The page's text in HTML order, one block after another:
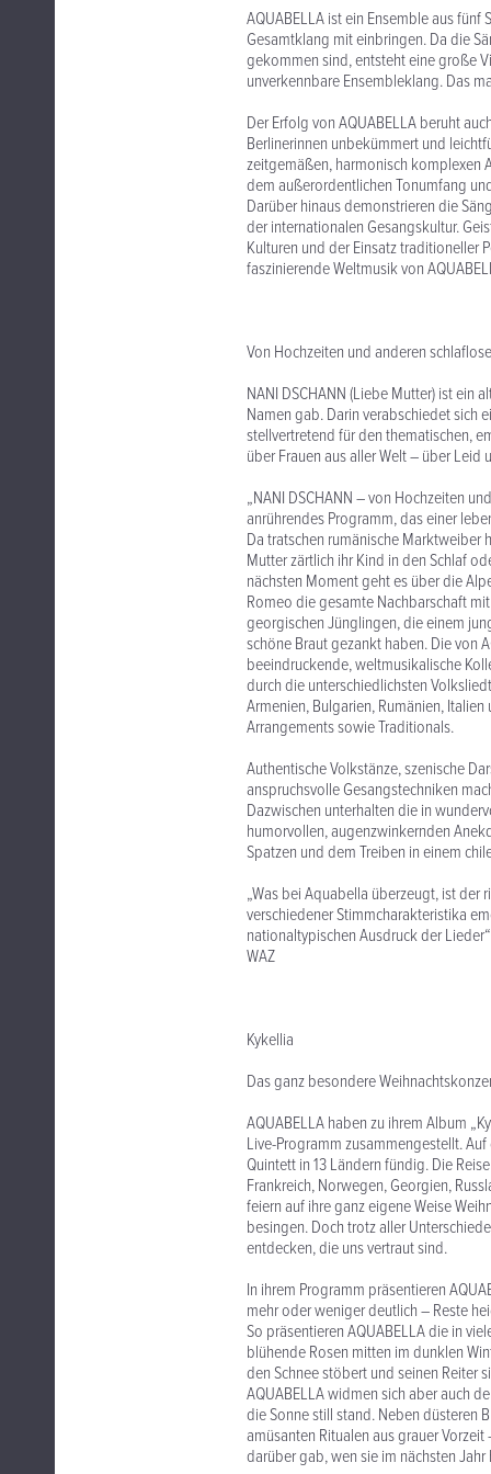
AQUABELLA ist ein Ensemble aus
Gesamtklang mit einbringen. Da die
gekommen sind, entsteht eine große
unverkennbare Ensembleklang. Das
Der Erfolg von AQUABELLA beruht
Berlinerinnen unbekümmert und
zeitgemäßen, harmonisch komplexen
dem außerordentlichen Tonumfang
Darüber hinaus demonstrieren die
der internationalen Gesangskultur.
Kulturen und der Einsatz traditioneller
faszinierende Weltmusik von
Von Hochzeiten und anderen
NANI DSCHANN (Liebe Mutter) ist ein
Namen gab. Darin verabschiedet sich
stellvertretend für den thematischen,
über Frauen aus aller Welt – über
„NANI DSCHANN – von Hochzeiten
anrührendes Programm, das einer
Da tratschen rumänische
Mutter zärtlich ihr Kind in den Schlaf
nächsten Moment geht es über die
Romeo die gesamte Nachbarschaft
georgischen Jünglingen, die einem
schöne Braut gezankt haben. Die von
beeindruckende, weltmusikalische
durch die unterschiedlichsten
Armenien, Bulgarien, Rumänien,
Arrangements sowie Traditionals.
Authentische Volkstänze, szenische
anspruchsvolle Gesangstechniken
Dazwischen unterhalten die in
humorvollen, augenzwinkernden
Spatzen und dem Treiben in einem
„Was bei Aquabella überzeugt, ist
verschiedener Stimmcharakteristika
nationaltypischen Ausdruck der Lieder“
WAZ
Kykellia
Das ganz besondere
AQUABELLA haben zu ihrem Album
Live-Programm zusammengestellt.
Quintett in 13 Ländern fündig. Die
Frankreich, Norwegen, Georgien,
feiern auf ihre ganz eigene Weise
besingen. Doch trotz aller
entdecken, die uns vertraut sind.
In ihrem Programm präsentieren
mehr oder weniger deutlich – Reste
So präsentieren AQUABELLA die in
blühende Rosen mitten im dunklen
den Schnee stöbert und seinen Reiter
AQUABELLA widmen sich aber auch
die Sonne still stand. Neben düsteren
amüsanten Ritualen aus grauer
darüber gab, wen sie im nächsten